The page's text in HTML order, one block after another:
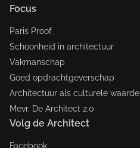
Focus
Paris Proof
Schoonheid in architectuur
Vakmanschap
Goed opdrachtgeverschap
Architectuur als culturele waarde
Mevr. De Architect 2.0
Volg de Architect
Facebook